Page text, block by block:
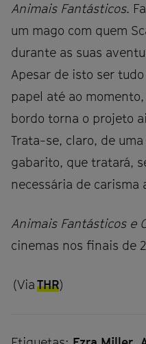
Animais Fantásticos.
um mago com quem
durante as suas
Apesar de isto ser
papel até ao
bordo torna o projeto
Trata-se, claro, de
gabarito, que tratará,
necessária de carisma
Animais Fantásticos e
cinemas nos finais de
(ViaTHR)